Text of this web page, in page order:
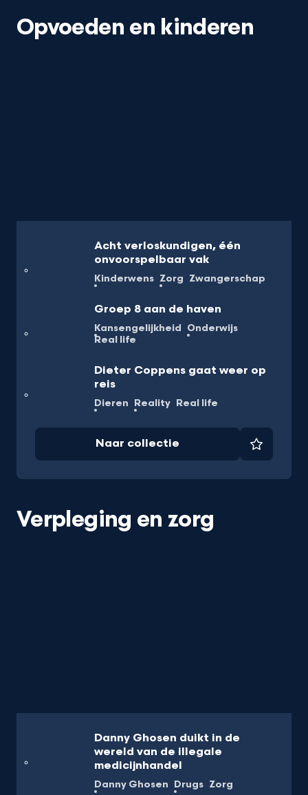
Opvoeden en kinderen
Acht verloskundigen, één
onvoorspelbaar vak
Kinderwens Zorg Zwangerschap
Groep 8 aan de haven
Kansengelijkheid Onderwijs
Real life
Dieter Coppens gaat weer op
reis
Dieren Reality Real life
Naar collectie Favoriet
Verpleging en zorg
Danny Ghosen duikt in de
wereld van de illegale
medicijnhandel
Danny Ghosen Drugs Zorg